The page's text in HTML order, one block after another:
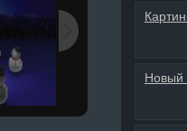
Новый